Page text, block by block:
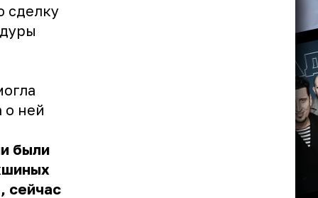
сделку
о ней
были
сейчас